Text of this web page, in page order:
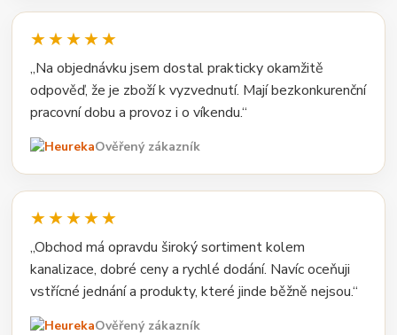
★★★★★
„Na objednávku jsem dostal prakticky okamžitě
odpověď, že je zboží k vyzvednutí. Mají bezkonkurenční
pracovní dobu a provoz i o víkendu.“
Ověřený zákazník
★★★★★
„Obchod má opravdu široký sortiment kolem
kanalizace, dobré ceny a rychlé dodání. Navíc oceňuji
vstřícné jednání a produkty, které jinde běžně nejsou.“
Ověřený zákazník